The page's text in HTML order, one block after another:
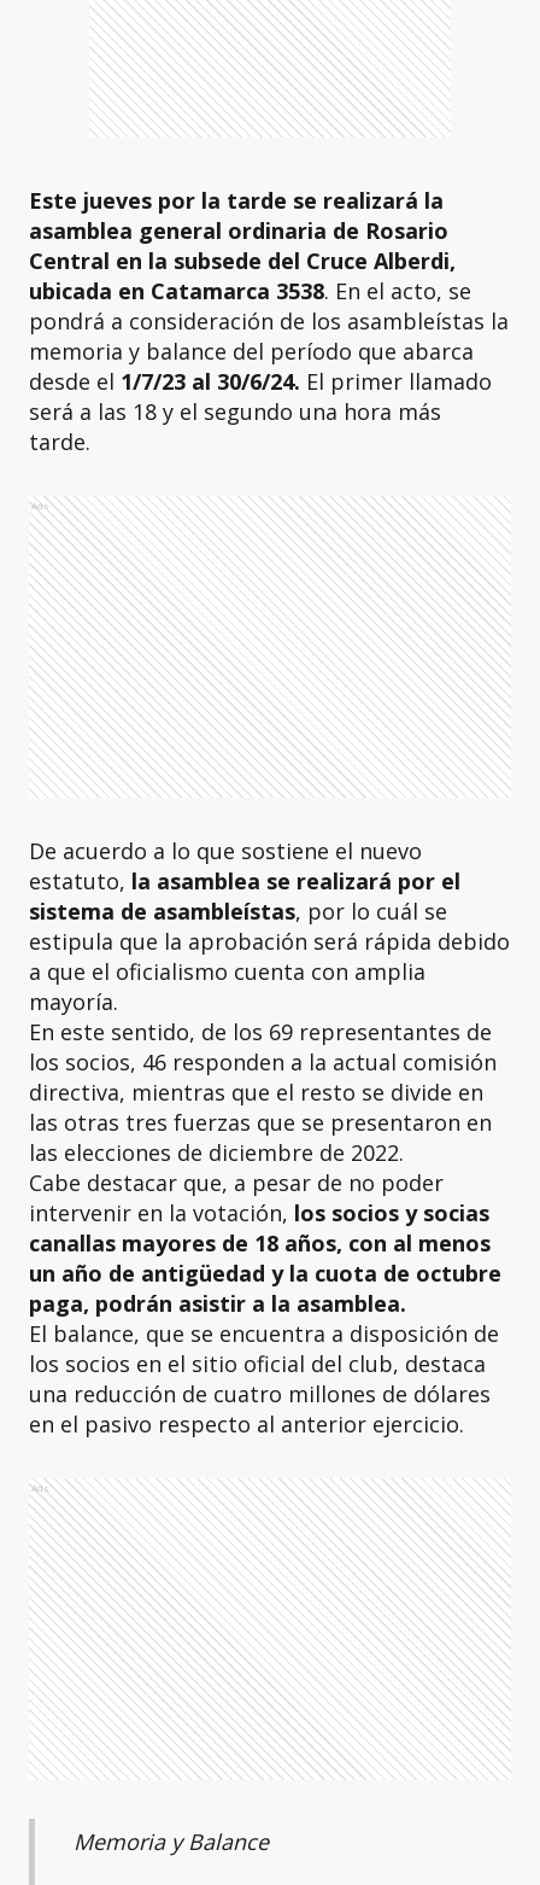
Este jueves por la tarde se realizará la
asamblea general ordinaria de Rosario
Central en la subsede del Cruce Alberdi,
ubicada en Catamarca 3538. En el acto, se
pondrá a consideración de los asambleístas la
memoria y balance del período que abarca
desde el 1/7/23 al 30/6/24. El primer llamado
será a las 18 y el segundo una hora más
tarde.
Ads
De acuerdo a lo que sostiene el nuevo
estatuto, la asamblea se realizará por el
sistema de asambleístas, por lo cuál se
estipula que la aprobación será rápida debido
a que el oficialismo cuenta con amplia
mayoría.
En este sentido, de los 69 representantes de
los socios, 46 responden a la actual comisión
directiva, mientras que el resto se divide en
las otras tres fuerzas que se presentaron en
las elecciones de diciembre de 2022.
Cabe destacar que, a pesar de no poder
intervenir en la votación, los socios y socias
canallas mayores de 18 años, con al menos
un año de antigüedad y la cuota de octubre
paga, podrán asistir a la asamblea.
El balance, que se encuentra a disposición de
los socios en el sitio oficial del club, destaca
una reducción de cuatro millones de dólares
en el pasivo respecto al anterior ejercicio.
Ads
Memoria y Balance